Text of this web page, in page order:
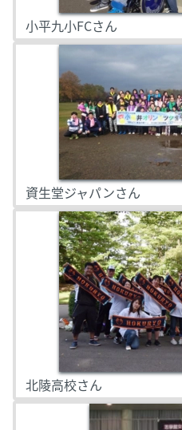
小平九小FCさん
資生堂ジャパンさん
北陵高校さん